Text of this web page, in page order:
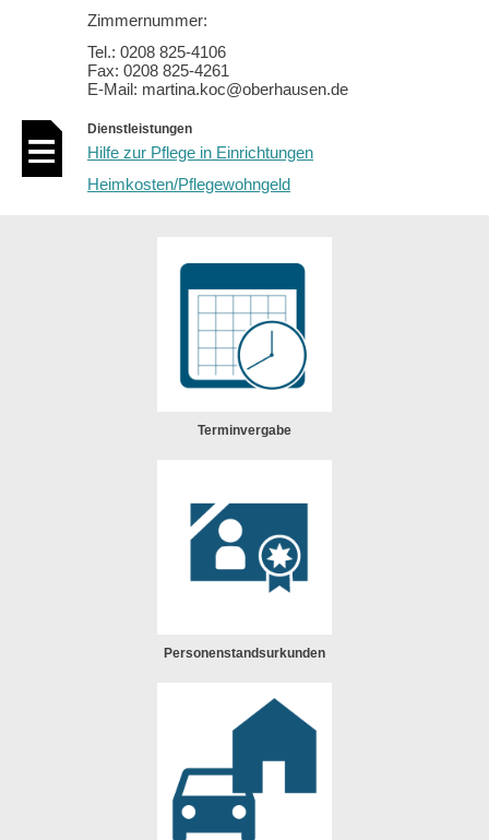
Zimmernummer:
Tel.: 0208 825-4106
Fax: 0208 825-4261
E-Mail: martina.koc@oberhausen.de
Dienstleistungen
Hilfe zur Pflege in Einrichtungen
Heimkosten/Pflegewohngeld
Terminvergabe
Personenstandsurkunden